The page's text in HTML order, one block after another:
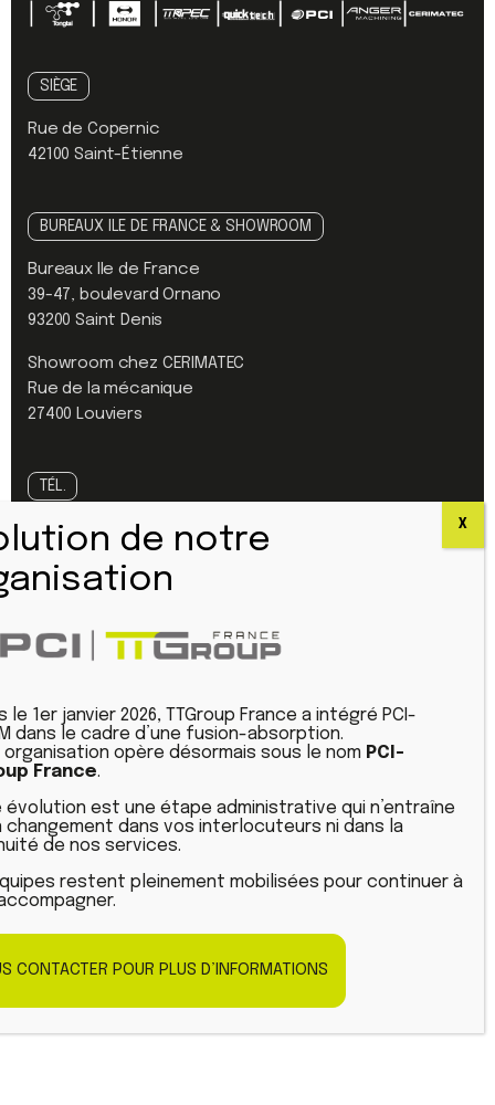
SIÈGE
Rue de Copernic
42100 Saint-Étienne
BUREAUX ILE DE FRANCE & SHOWROOM
Bureaux Ile de France
39-47, boulevard Ornano
93200 Saint Denis
Showroom chez CERIMATEC
Rue de la mécanique
27400 Louviers
TÉL.
Standard :
04 77 42 61 61
Urgence SAV : 04 77 42 60 25
CONFIGURATEURS
Linkedin
Youtube
Plan du site
Mentions Légales
Politique de confidentialité
le 1er janvier 2026, TTGroup France a intégré PCI-
dans le cadre d’une fusion-absorption.
opère désormais sous le nom PCI-
France.
est une étape administrative qui n’entraîne
changement dans vos interlocuteurs ni dans la
de nos services.
restent pleinement mobilisées pour continuer à
CONTACTER POUR PLUS D’INFORMATIONS